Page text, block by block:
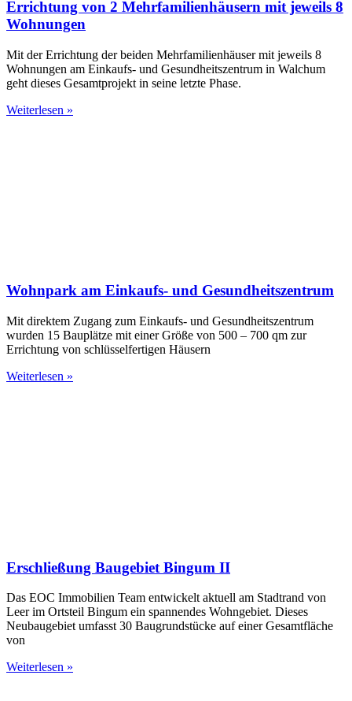
Errichtung von 2 Mehrfamilienhäusern mit jeweils 8
Wohnungen
Mit der Errichtung der beiden Mehrfamilienhäuser mit jeweils 8
Wohnungen am Einkaufs- und Gesundheitszentrum in Walchum
geht dieses Gesamtprojekt in seine letzte Phase.
Weiterlesen »
Wohnpark am Einkaufs- und Gesundheitszentrum
Mit direktem Zugang zum Einkaufs- und Gesundheitszentrum
wurden 15 Bauplätze mit einer Größe von 500 – 700 qm zur
Errichtung von schlüsselfertigen Häusern
Weiterlesen »
Erschließung Baugebiet Bingum II
Das EOC Immobilien Team entwickelt aktuell am Stadtrand von
Leer im Ortsteil Bingum ein spannendes Wohngebiet. Dieses
Neubaugebiet umfasst 30 Baugrundstücke auf einer Gesamtfläche
von
Weiterlesen »